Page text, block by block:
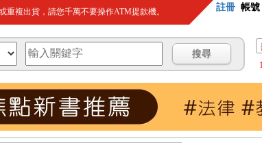
複出貨，請您千萬不要操作ATM提款機。 註冊 帳號